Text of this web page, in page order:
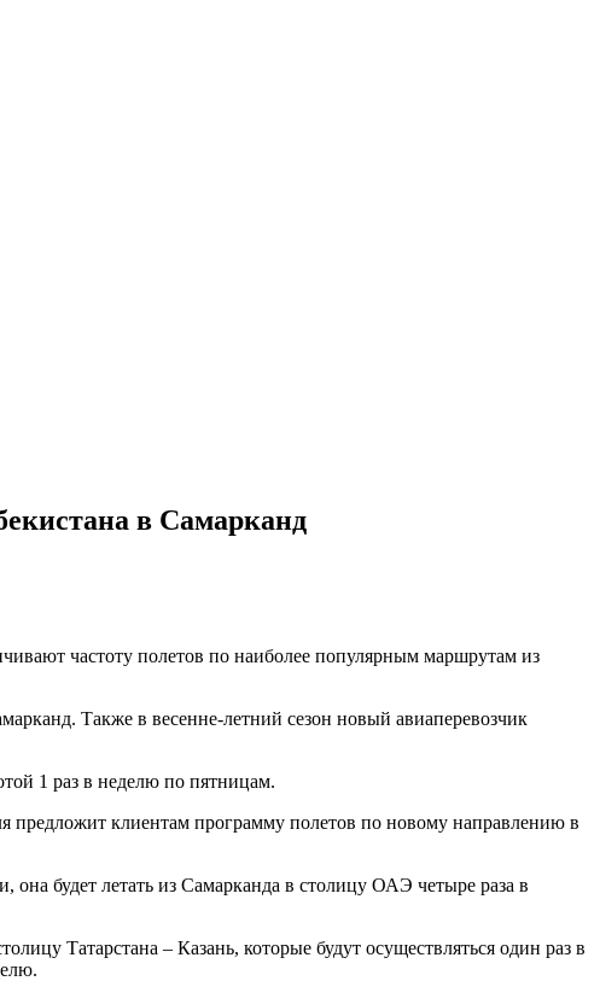
в Самарканд
частоту полетов по наиболее популярным маршрутам из
Также в весенне-летний сезон новый авиаперевозчик
1 раз в неделю по пятницам.
предложит клиентам программу полетов по новому направлению в
будет летать из Самарканда в столицу ОАЭ четыре раза в
Татарстана – Казань, которые будут осуществляться один раз в